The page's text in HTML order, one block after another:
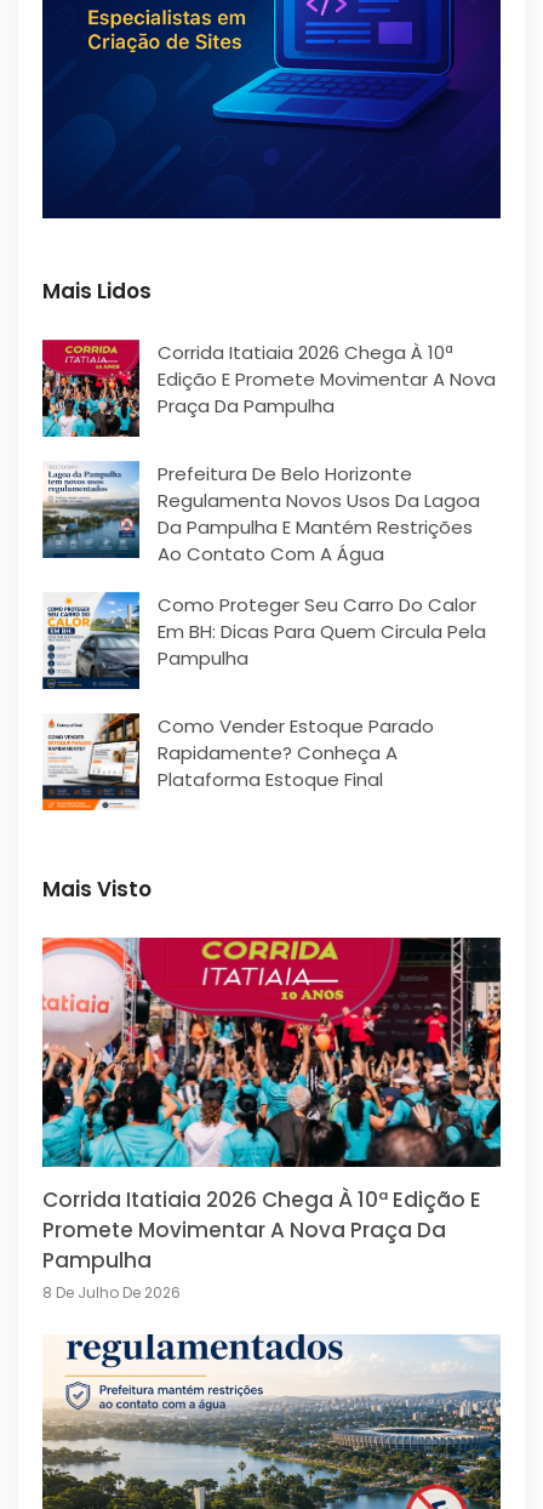
Mais Lidos
Corrida Itatiaia 2026 Chega À 10ª
Edição E Promete Movimentar A Nova
Praça Da Pampulha
Prefeitura De Belo Horizonte
Regulamenta Novos Usos Da Lagoa
Da Pampulha E Mantém Restrições
Ao Contato Com A Água
Como Proteger Seu Carro Do Calor
Em BH: Dicas Para Quem Circula Pela
Pampulha
Como Vender Estoque Parado
Rapidamente? Conheça A
Plataforma Estoque Final
Mais Visto
Corrida Itatiaia 2026 Chega À 10ª Edição E
Promete Movimentar A Nova Praça Da
Pampulha
8 De Julho De 2026